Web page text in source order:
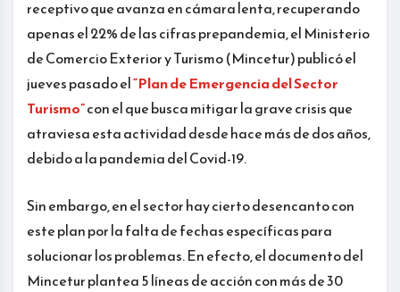
receptivo que avanza en cámara lenta, recuperando
apenas el 22% de las cifras prepandemia, el Ministerio
de Comercio Exterior y Turismo (Mincetur) publicó el
jueves pasado el“Plan de Emergencia del Sector
Turismo”con el que busca mitigar la grave crisis que
atraviesa esta actividad desde hace más de dos años,
debido a la pandemia del Covid-19.
Sin embargo, en el sector hay cierto desencanto con
este plan por la falta de fechas específicas para
solucionar los problemas. En efecto, el documento del
Mincetur plantea 5 líneas de acción con más de 30